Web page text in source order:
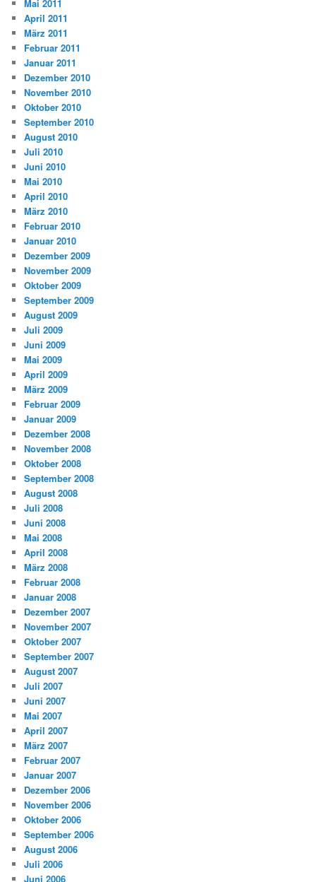
Mai 2011
April 2011
März 2011
Februar 2011
Januar 2011
Dezember 2010
November 2010
Oktober 2010
September 2010
August 2010
Juli 2010
Juni 2010
Mai 2010
April 2010
März 2010
Februar 2010
Januar 2010
Dezember 2009
November 2009
Oktober 2009
September 2009
August 2009
Juli 2009
Juni 2009
Mai 2009
April 2009
März 2009
Februar 2009
Januar 2009
Dezember 2008
November 2008
Oktober 2008
September 2008
August 2008
Juli 2008
Juni 2008
Mai 2008
April 2008
März 2008
Februar 2008
Januar 2008
Dezember 2007
November 2007
Oktober 2007
September 2007
August 2007
Juli 2007
Juni 2007
Mai 2007
April 2007
März 2007
Februar 2007
Januar 2007
Dezember 2006
November 2006
Oktober 2006
September 2006
August 2006
Juli 2006
Juni 2006